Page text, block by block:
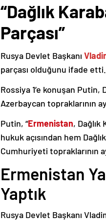
“Dağlık
Parçası”
Rusya Devlet Başkanı
parçası olduğunu ifade etti.
Rossiya 1’e konuşan
Azerbaycan topraklarının
Putin, “Ermenistan, Dağlık
hukuk açısından hem
Cumhuriyeti topraklarının
Ermenistan
Yaptık
Rusya Devlet Başkanı